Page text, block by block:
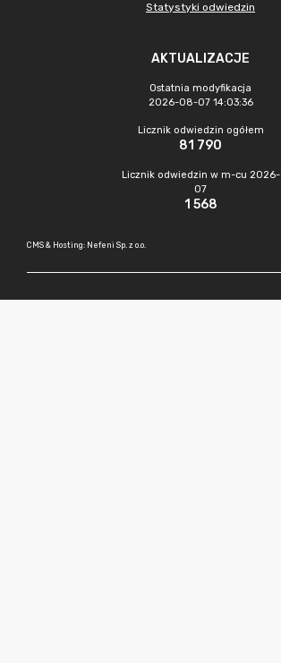
Statystyki odwiedzin
AKTUALIZACJE
Ostatnia modyfikacja
2026-08-07 14:03:36
Licznik odwiedzin ogółem
81 790
Licznik odwiedzin w m-cu 2026-
07
1 568
CMS & Hosting: Nefeni Sp. z o.o.